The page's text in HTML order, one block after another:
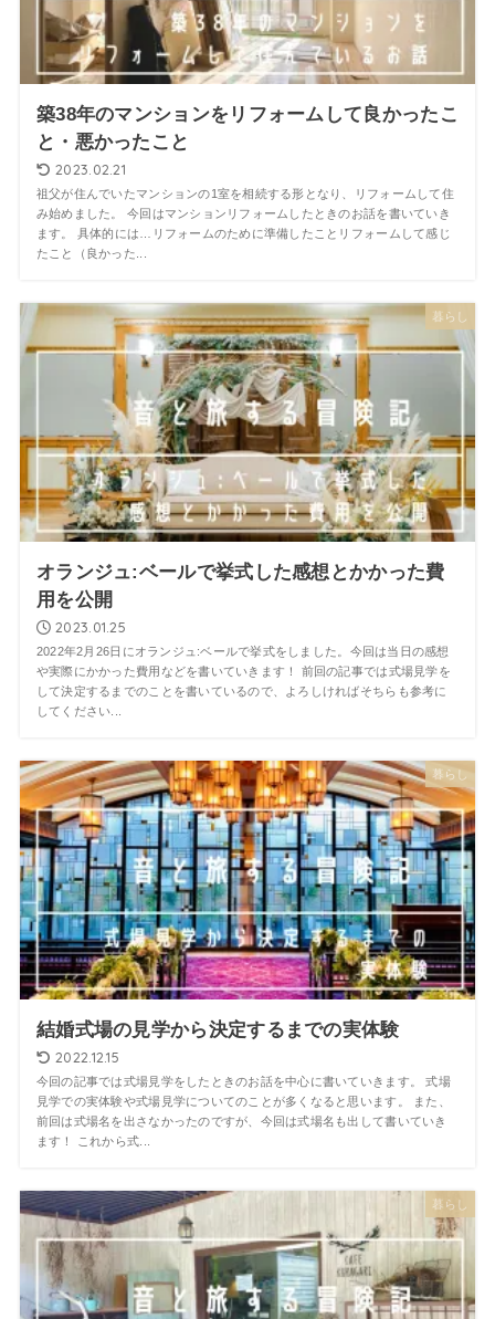
築38年のマンションをリフォームして良かったこ
と・悪かったこと
2023.02.21
祖父が住んでいたマンションの1室を相続する形となり、リフォームして住
み始めました。 今回はマンションリフォームしたときのお話を書いていき
ます。 具体的には…リフォームのために準備したことリフォームして感じ
たこと（良かった...
暮らし
オランジュ:ベールで挙式した感想とかかった費
用を公開
2023.01.25
2022年2月26日にオランジュ:ベールで挙式をしました。今回は当日の感想
や実際にかかった費用などを書いていきます！ 前回の記事では式場見学を
して決定するまでのことを書いているので、よろしければそちらも参考に
してください...
暮らし
結婚式場の見学から決定するまでの実体験
2022.12.15
今回の記事では式場見学をしたときのお話を中心に書いていきます。 式場
見学での実体験や式場見学についてのことが多くなると思います。 また、
前回は式場名を出さなかったのですが、今回は式場名も出して書いていき
ます！ これから式...
暮らし